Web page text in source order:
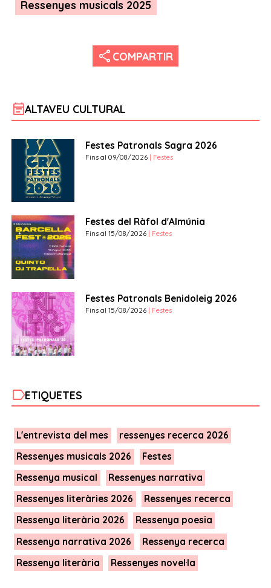
Ressenyes musicals 2025
share COMPARTIR
event_noteALTAVEU CULTURAL
Festes Patronals Sagra 2026
Fins al 09/08/2026 | Festes
Festes del Ràfol d'Almúnia
Fins al 15/08/2026 | Festes
Festes Patronals Benidoleig 2026
Fins al 15/08/2026 | Festes
labelETIQUETES
L'entrevista del mes
ressenyes recerca 2026
Ressenyes musicals 2026
Festes
Ressenya musical
Ressenyes narrativa
Ressenyes literàries 2026
Ressenyes recerca
Ressenya literària 2026
Ressenya poesia
Ressenya narrativa 2026
Ressenya recerca
Ressenya literària
Ressenyes novel·la